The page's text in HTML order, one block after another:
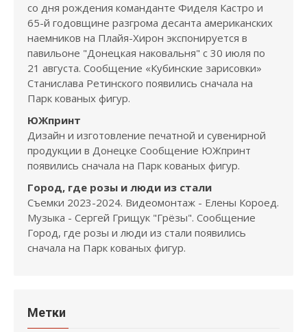
со дня рождения команданте Фиделя Кастро и
65-й годовщине разгрома десанта американских
наемников на Плайя-Хирон экспонируется в
павильоне "Донецкая наковальня" с 30 июля по
21 августа. Сообщение «Кубинские зарисовки»
Станислава Ретинского появились сначала на
Парк кованых фигур.
ЮЖпринт
Дизайн и изготовление печатной и сувенирной
продукции в Донецке Сообщение ЮЖпринт
появились сначала на Парк кованых фигур.
Город, где розы и люди из стали
Съемки 2023-2024. Видеомонтаж - Елены Короед.
Музыка - Сергей Грищук "Грёзы". Сообщение
Город, где розы и люди из стали появились
сначала на Парк кованых фигур.
Метки